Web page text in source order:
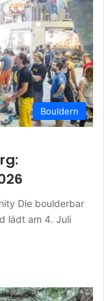
Bouldern
Die boulderbar
lädt am 4. Juli